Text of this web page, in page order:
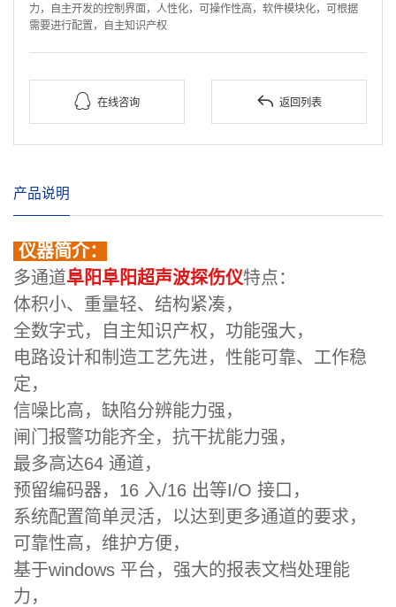
力，自主开发的控制界面，人性化，可操作性高，软件模块化，可根据
需要进行配置，自主知识产权
 在线咨询  返回列表
产品说明
仪器简介：
多通道阜阳阜阳超声波探伤仪特点：
体积小、重量轻、结构紧凑，
全数字式，自主知识产权，功能强大，
电路设计和制造工艺先进，性能可靠、工作稳
定，
信噪比高，缺陷分辨能力强，
闸门报警功能齐全，抗干扰能力强，
最多高达64 通道，
预留编码器，16 入/16 出等I/O 接口，
系统配置简单灵活，以达到更多通道的要求，
可靠性高，维护方便，
基于windows 平台，强大的报表文档处理能
力，